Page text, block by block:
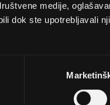
medije,
dok ste upotrebljavali
općom